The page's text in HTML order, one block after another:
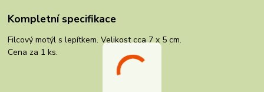
Kompletní specifikace
Filcový motýl s lepítkem. Velikost cca 7 x 5 cm.
Cena za 1 ks.